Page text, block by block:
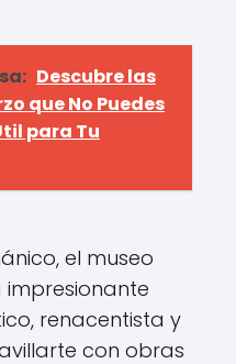
Descubre las
que No Puedes
para Tu
el museo
renacentista y
con obras